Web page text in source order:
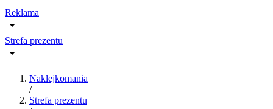
Reklama
Strefa prezentu
Naklejkomania
/
Strefa prezentu